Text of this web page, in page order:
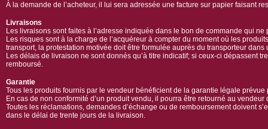
À la demande de l’acheteur, il lui sera adressée une facture sur papier faisant
Livraisons
Les livraisons sont faites à l’adresse indiquée dans le bon de commande qui
Les risques sont à la charge de l’acquéreur à compter du moment où les
transport, la protestation motivée doit être formulée auprès du transporteur
Les délais de livraison ne sont donnés qu’à titre indicatif; si ceux-ci dépassent
remboursé.
Garantie
Tous les produits fournis par le vendeur bénéficient de la garantie légale
En cas de non conformité d’un produit vendu, il pourra être retourné au
Toutes les réclamations, demandes d’échange ou de remboursement doivent
dans le délai de trente jours de la livraison.